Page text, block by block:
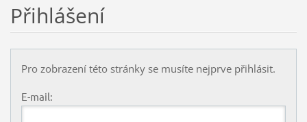
Přihlášení
Pro zobrazení této stránky se musíte nejprve přihlásit.
E-mail: